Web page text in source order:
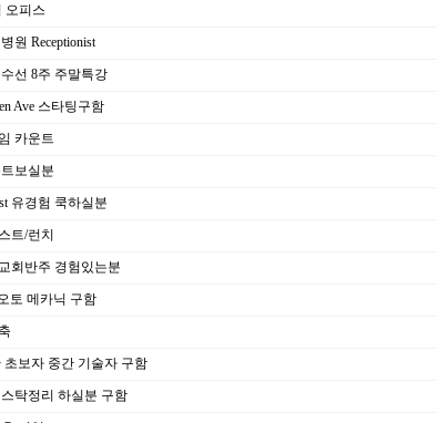
오피스
원 Receptionist
선 8주 주말특강
Ave 스타팅구함
카운트
보실분
유경험 쿡하실분
트/런치
회반주 경험있는분
토 메카닉 구함
초보자 중간 기술자 구함
탁정리 하실분 구함